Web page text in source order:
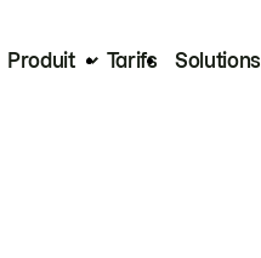
Produit Tarifs Solutions